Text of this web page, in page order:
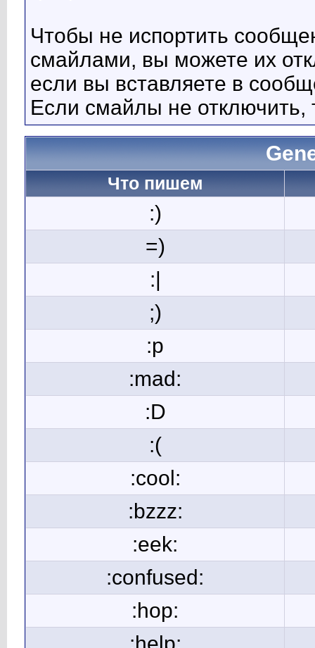
Чтобы не испортить
смайлами, вы можете их
если вы вставляете в
Если смайлы не отключить,
Что пишем
:)
=)
:|
;)
:p
:mad:
:D
:(
:cool:
:bzzz:
:eek:
:confused:
:hop: